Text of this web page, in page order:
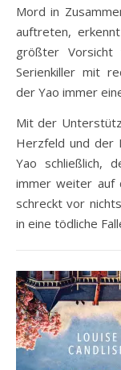
Mord in
auftreten,
größter Vorsicht
Serienkiller mit
der Yao immer
Mit der
Herzfeld und der
Yao schließlich,
immer weiter auf
schreckt vor
in eine tödliche